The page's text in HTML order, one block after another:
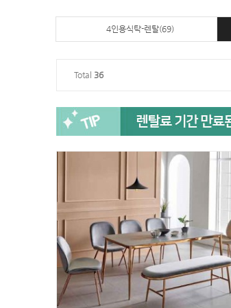
4인용식탁-렌탈(69)
Total 36